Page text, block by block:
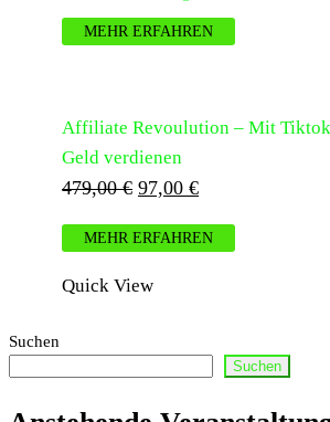
war:
479,00 €
ist:
97,00 €.
MEHR ERFAHREN
Affiliate Revoulution – Mit
Geld verdienen
479,00€ Ursprünglicher
war:
479,00 €
97,00 €Aktueller
ist:
MEHR ERFAHREN
Quick View
Suchen
Suchen